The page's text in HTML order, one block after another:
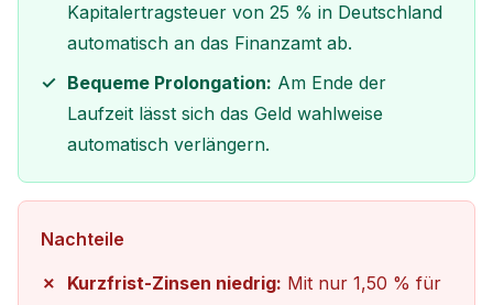
Kapitalertragsteuer von 25 % in Deutschland
automatisch an das Finanzamt ab.
Bequeme Prolongation: Am Ende der
Laufzeit lässt sich das Geld wahlweise
automatisch verlängern.
Nachteile
Kurzfrist-Zinsen niedrig: Mit nur 1,50 % für